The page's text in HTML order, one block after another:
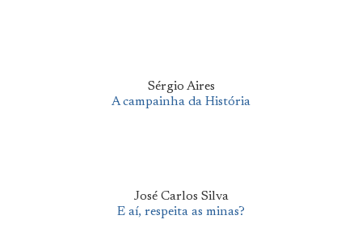
Sérgio Aires
A campainha da História
José Carlos Silva
E aí, respeita as minas?